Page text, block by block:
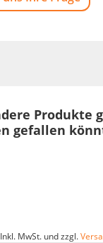
Produkte
gefallen
MwSt. und zzgl.